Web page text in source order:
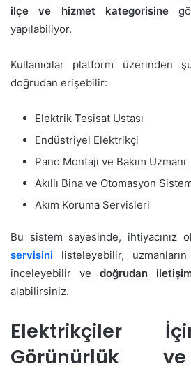
ilçe ve hizmet kategorisine
yapılabiliyor.
Kullanıcılar platform üzerinden
doğrudan erişebilir:
Elektrik Tesisat Ustası
Endüstriyel Elektrikçi
Pano Montajı ve Bakım Uzmanı
Akıllı Bina ve Otomasyon
Akım Koruma Servisleri
Bu sistem sayesinde, ihtiyacınız
servisini listeleyebilir,
inceleyebilir ve doğrudan
alabilirsiniz.
Elektrikçiler
Görünürlük